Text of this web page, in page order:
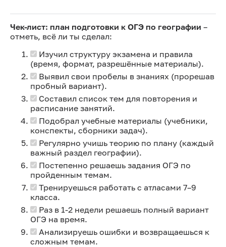
Чек-лист: план подготовки к ОГЭ по географии –
отметь, всё ли ты сделал:
Изучил структуру экзамена и правила
(время, формат, разрешённые материалы).
Выявил свои пробелы в знаниях (прорешав
пробный вариант).
Составил список тем для повторения и
расписание занятий.
Подобрал учебные материалы (учебники,
конспекты, сборники задач).
Регулярно учишь теорию по плану (каждый
важный раздел географии).
Постепенно решаешь задания ОГЭ по
пройденным темам.
Тренируешься работать с атласами 7–9
класса.
Раз в 1-2 недели решаешь полный вариант
ОГЭ на время.
Анализируешь ошибки и возвращаешься к
сложным темам.